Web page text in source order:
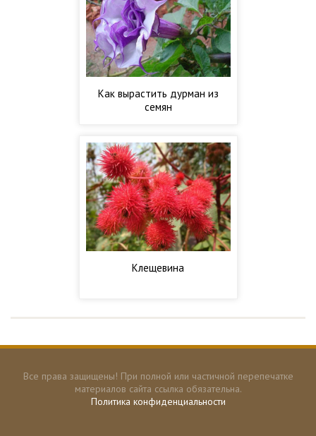
Как вырастить дурман из
семян
Клещевина
Все права защищены! При полной или частичной перепечатке
материалов сайта ссылка обязательна.
Политика конфиденциальности